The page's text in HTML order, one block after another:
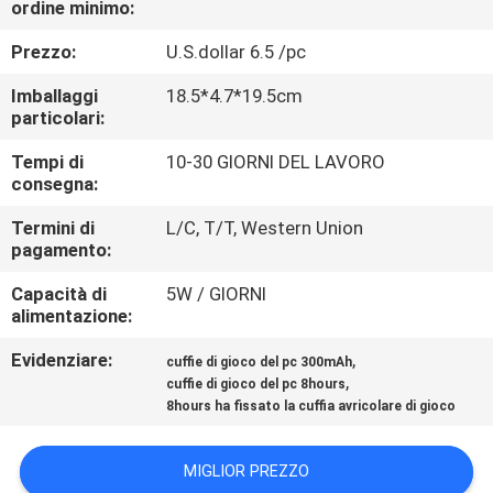
CONTROLLO
DI
QUALITÀ
CONTATTICI
RICHIEDA
UNA
CITAZIONE
MAPPA
SITO
ordine minimo:
Prezzo:
U.S.dollar 6.5 /pc
Imballaggi
particolari:
18.5*4.7*19.5cm
Tempi di
consegna:
10-30 GIORNI DEL LAVORO
Termini di
pagamento:
L/C, T/T, Western Union
Capacità di
alimentazione:
5W / GIORNI
Evidenziare: cuffie di gioco del pc 300mAh,
cuffie di gioco del pc 8hours,
8hours ha fissato la cuffia avricolare di gioco
MIGLIOR PREZZO